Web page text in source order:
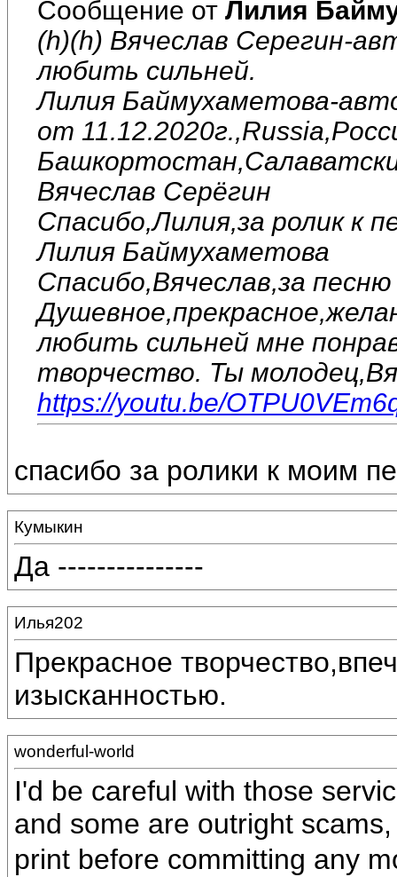
Сообщение от Лилия
(h)(h) Вячеслав Серегин-
любить сильней.
Лилия Баймухаметова-
от
Вячеслав Серёгин
Спасибо,Лилия,за ролик к
Лилия Баймухаметова
Спасибо,Вячеслав,за песню
любить сильней мне
творчество. Ты
https://youtu.be/
спасибо за ролики к моим
Кумыкин
Да ---------------
Илья202
Прекрасное
изысканностью.
wonderful-world
I'd be careful with those
and some are outright
print before committing any